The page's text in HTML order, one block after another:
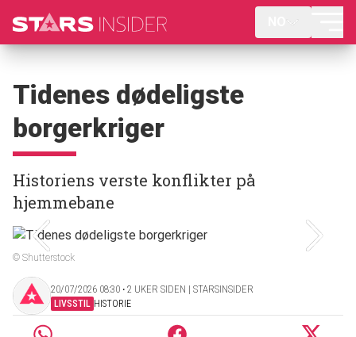
Tidenes dødeligste
borgerkriger
Historiens verste konflikter på
hjemmebane
© Shutterstock
20/07/2026 08:30 ‧ 2 UKER SIDEN | STARSINSIDER
LIVSSTIL HISTORIE